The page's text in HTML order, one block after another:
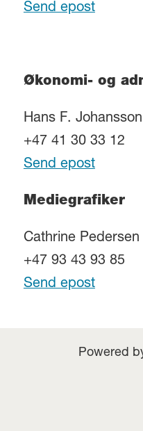
Send epost
Økonomi- og
Hans F. Johansson
+47 41 30 33 12
Send epost
Mediegrafiker
Cathrine Pedersen
+47 93 43 93 85
Send epost
Powered